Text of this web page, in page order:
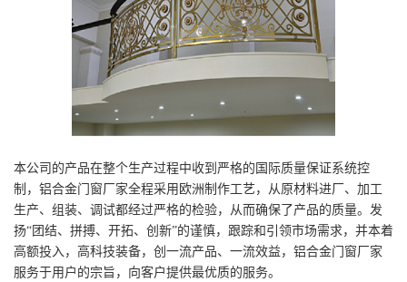
本公司的产品在整个生产过程中收到严格的国际质量保证系统控
制，铝合金门窗厂家全程采用欧洲制作工艺，从原材料进厂、加工
生产、组装、调试都经过严格的检验，从而确保了产品的质量。发
扬“团结、拼搏、开拓、创新”的谨慎，跟踪和引领市场需求，并本着
高额投入，高科技装备，创一流产品、一流效益，铝合金门窗厂家
服务于用户的宗旨，向客户提供最优质的服务。